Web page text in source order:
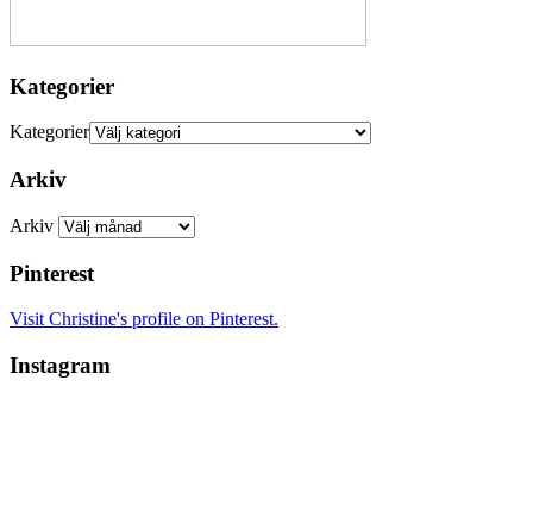
Kategorier
Kategorier
Arkiv
Arkiv
Pinterest
Visit Christine's profile on Pinterest.
Instagram